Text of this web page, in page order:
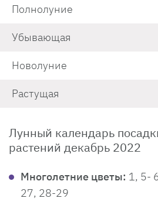
Полнолуние
Убывающая
Новолуние
Растущая
Лунный календарь
растений декабрь 2022
Многолетние цветы: 1, 5-
27, 28-29